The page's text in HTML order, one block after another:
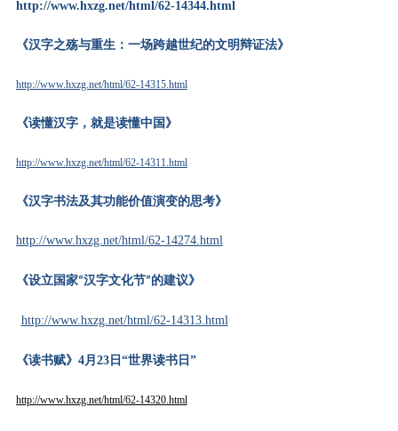
http://www.hxzg.net/html/62-14344.html
《汉字之殇与重生：一场跨越世纪的文明辩证法》
http://www.hxzg.net/html/62-14315.html
《读懂汉字，就是读懂中国》
http://www.hxzg.net/html/62-14311.html
《汉字书法及其功能价值演变的思考》
http://www.hxzg.net/html/62-14274.html
《设立国家“汉字文化节”的建议》
http://www.hxzg.net/html/62-14313.html
《读书赋》 4月23日“世界读书日”
http://www.hxzg.net/html/62-14320.html